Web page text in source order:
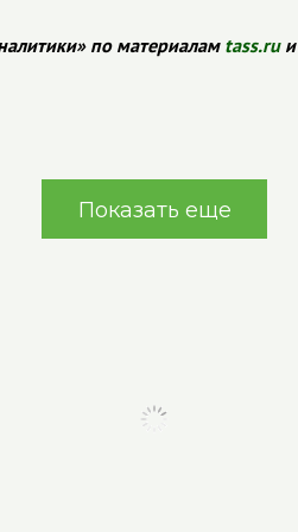
по материалам tass.ruи
Показать еще